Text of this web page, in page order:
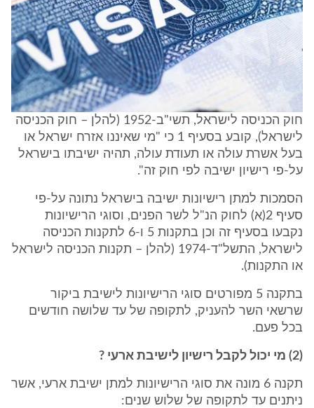
חוק הכניסה לישראל, תשי"ב-1952 (להלן – חוק הכניסה
לישראל), קובע בסעיף 1 כי "מי שאיננו אזרח ישראל או
בעל אשרת עולה או תעודת עולה, תהיה ישיבתו בישראל
על-פי רישיון ישיבה לפי חוק זה".
הסמכות למתן רישיונות ישיבה בישראל נתונה על-פי
סעיף 2(א) לחוק הנ"ל לשר הפנים, וסוגי הרישיונות
נקבעו בסעיף זה וכן בתקנות 5 ו-6 לתקנות הכניסה
לישראל, התשל"ד-1974 (להלן – תקנות הכניסה לישראל
או התקנות).
בתקנה 5 מפורטים סוגי הרישיונות לישיבת ביקור
שרשאי השר להעניק, לתקופה של עד שלושה חודשים
בכל פעם.
(2) מי יכול לקבל רישיון לישיבת ארעי ?
תקנה 6 מונה את סוגי הרישיונות למתן ישיבת ארעי, אשר
ניתנים עד לתקופה של שלוש שנים: